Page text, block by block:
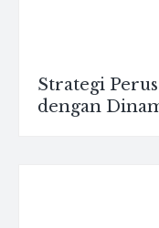
Strategi
dengan